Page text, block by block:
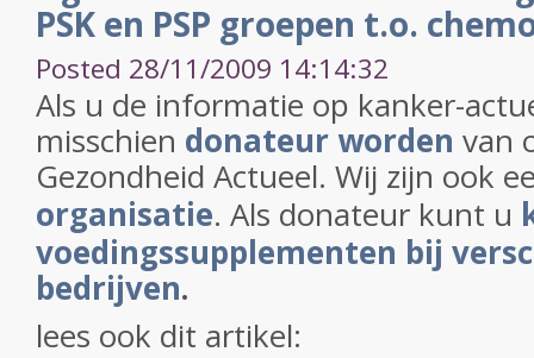
PSK en PSP groepen t.o.
Posted 28/11/2009 14:14:32
Als u de informatie op kanker-
misschien donateur worden van
Gezondheid Actueel. Wij zijn ook
organisatie. Als donateur kunt u
voedingssupplementen bij
bedrijven.
lees ook dit artikel: